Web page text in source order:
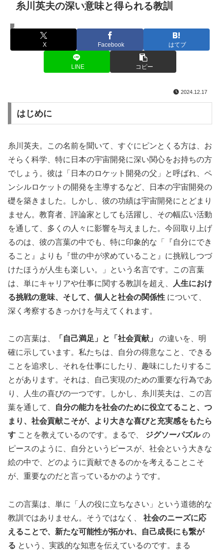
糸川英夫の深い意味と得られる教訓
名言・格言
X Facebook はてブ
LINE コピー
2024.12.17
はじめに
糸川英夫。この名前を聞いて、すぐにピンとくる方は、お
そらく科学、特に日本の宇宙開発に深い関心をお持ちの方
でしょう。彼は「日本のロケット開発の父」と呼ばれ、ペ
ンシルロケットの開発を主導するなど、日本の宇宙開発の
礎を築きました。しかし、彼の功績は宇宙開発にとどまり
ません。教育者、評論家としても活躍し、その幅広い活動
を通して、多くの人々に影響を与えました。今回取り上げ
るのは、彼の言葉の中でも、特に印象的な「『自分にでき
ること』よりも『世の中が求めていること』に挑戦しつづ
けたほうが人生も楽しい。」という名言です。この言葉
は、単にキャリアや仕事に関する教訓を超え、
人生におけ
る挑戦の意味、そして、個人と社会の関係性 について、
深く考察するきっかけを与えてくれます。
この言葉は、 「自己満足」と「社会貢献」
の違いを、明
確に示しています。私たちは、自分の得意なこと、できる
ことを追求し、それを仕事にしたり、趣味にしたりするこ
とがあります。それは、自己実現のための重要な行為であ
り、人生の喜びの一つです。しかし、糸川英夫は、この言
葉を通して、
自分の能力を社会のために役立てること、つ
まり、社会貢献こそが、より大きな喜びと充実感をもたら
す ことを教えているのです。まるで、 ジグソーパズルの
ピースのように、自分というピースが、社会という大きな
絵の中で、どのように貢献できるのかを考えることこそ
が、重要なのだと言っているかのようです。
この言葉は、単に「人の役に立ちなさい」という道徳的な
教訓ではありません。そうではなく、 社会のニーズに応
えることで、新たな可能性が拓かれ、自己成長にも繋が
る という、実践的な知恵を伝えているのです。まる